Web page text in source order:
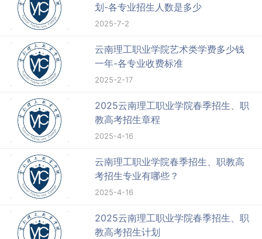
划-各专业招生人数是多少
2025-7-2
云南理工职业学院艺术类学费多少钱
一年-各专业收费标准
2025-2-17
2025云南理工职业学院春季招生、职
教高考招生章程
2025-4-16
云南理工职业学院春季招生、职教高
考招生专业有哪些？
2025-4-16
2025云南理工职业学院春季招生、职
教高考招生计划